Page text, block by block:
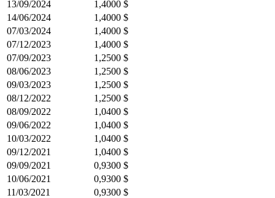
13/09/2024
1,4000 $
14/06/2024
1,4000 $
07/03/2024
1,4000 $
07/12/2023
1,4000 $
07/09/2023
1,2500 $
08/06/2023
1,2500 $
09/03/2023
1,2500 $
08/12/2022
1,2500 $
08/09/2022
1,0400 $
09/06/2022
1,0400 $
10/03/2022
1,0400 $
09/12/2021
1,0400 $
09/09/2021
0,9300 $
10/06/2021
0,9300 $
11/03/2021
0,9300 $